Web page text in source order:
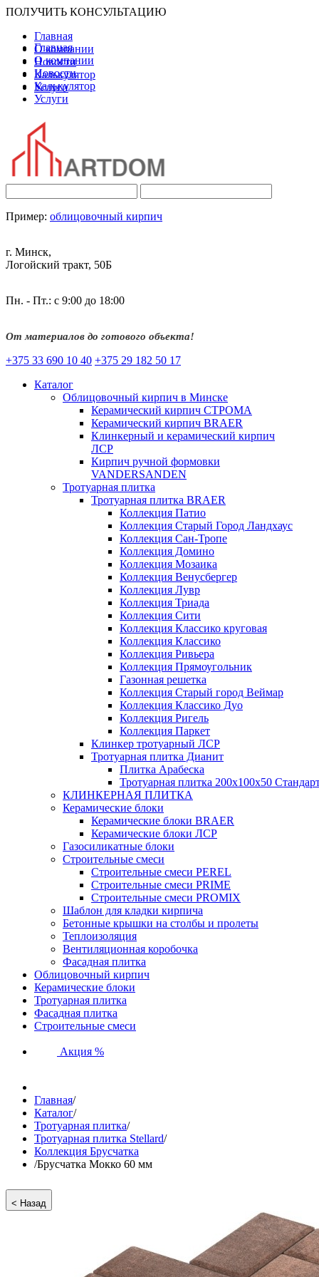
ПОЛУЧИТЬ КОНСУЛЬТАЦИЮ
Главная
О компании
Новости
Калькулятор
Услуги
Главная
О компании
Новости
Калькулятор
Услуги
Пример: облицовочный кирпич
г. Минск,
Логойский тракт, 50Б
Пн. - Пт.: с 9:00 до 18:00
От материалов до готового объекта!
+375 33 690 10 40 +375 29 182 50 17
Каталог
Облицовочный кирпич в Минске
Керамический кирпич СТРОМА
Керамический кирпич BRAER
Клинкерный и керамический кирпич
ЛСР
Кирпич ручной формовки
VANDERSANDEN
Тротуарная плитка
Тротуарная плитка BRAER
Коллекция Патио
Коллекция Старый Город Ландхаус
Коллекция Сан-Тропе
Коллекция Домино
Коллекция Мозаика
Коллекция Венусбергер
Коллекция Лувр
Коллекция Триада
Коллекция Сити
Коллекция Классико круговая
Коллекция Классико
Коллекция Ривьера
Коллекция Прямоугольник
Газонная решетка
Коллекция Старый город Веймар
Коллекция Классико Дуо
Коллекция Ригель
Коллекция Паркет
Клинкер тротуарный ЛСР
Тротуарная плитка Дианит
Плитка Арабеска
Тротуарная плитка 200х100х50
КЛИНКЕРНАЯ ПЛИТКА
Керамические блоки
Керамические блоки BRAER
Керамические блоки ЛСР
Газосиликатные блоки
Строительные смеси
Строительные смеси PEREL
Строительные смеси PRIME
Строительные смеси PROMIX
Шаблон для кладки кирпича
Бетонные крышки на столбы и пролеты
Теплоизоляция
Вентиляционная коробочка
Фасадная плитка
Облицовочный кирпич
Керамические блоки
Тротуарная плитка
Фасадная плитка
Строительные смеси
Акция %
Главная/
Каталог/
Тротуарная плитка/
Тротуарная плитка Stellard/
Коллекция Брусчатка
/Брусчатка Мокко 60 мм